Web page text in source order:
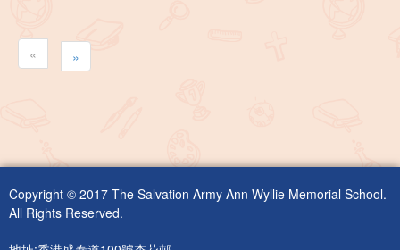
« »
Copyright © 2017 The Salvation Army Ann Wyllie Memorial School.
All Rights Reserved.